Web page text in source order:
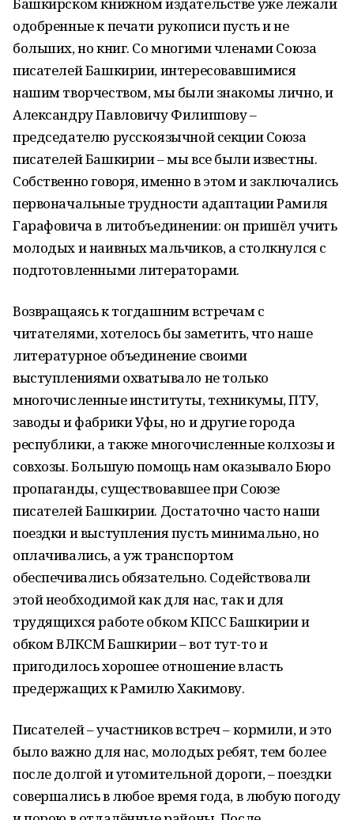
одобренные к печати рукописи пусть и не
больших, но книг. Со многими членами Союза
писателей Башкирии, интересовавшимися
нашим творчеством, мы были знакомы лично, и
Александру Павловичу Филиппову –
председателю русскоязычной секции Союза
писателей Башкирии – мы все были известны.
Собственно говоря, именно в этом и заключались
первоначальные трудности адаптации Рамиля
Гарафовича в литобъединении: он пришёл учить
молодых и наивных мальчиков, а столкнулся с
подготовленными литераторами.
Возвращаясь к тогдашним встречам с
читателями, хотелось бы заметить, что наше
литературное объединение своими
выступлениями охватывало не только
многочисленные институты, техникумы, ПТУ,
заводы и фабрики Уфы, но и другие города
республики, а также многочисленные колхозы и
совхозы. Большую помощь нам оказывало Бюро
пропаганды, существовавшее при Союзе
писателей Башкирии. Достаточно часто наши
поездки и выступления пусть минимально, но
оплачивались, а уж транспортом
обеспечивались обязательно. Содействовали
этой необходимой как для нас, так и для
трудящихся работе обком КПСС Башкирии и
обком ВЛКСМ Башкирии – вот тут-то и
пригодилось хорошее отношение власть
предержащих к Рамилю Хакимову.
Писателей – участников встреч – кормили, и это
было важно для нас, молодых ребят, тем более
после долгой и утомительной дороги, – поездки
совершались в любое время года, в любую погоду